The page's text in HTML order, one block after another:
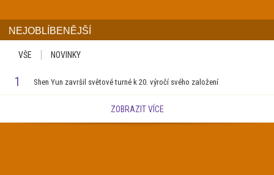
NEJOBLÍBENĚJŠÍ
VŠE NOVINKY
1 Shen Yun završil světové turné k 20. výročí svého založení
ZOBRAZIT VÍCE